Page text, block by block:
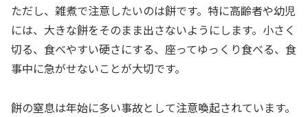
ただし、雑煮で注意したいのは餅です。特に高齢者や幼児
には、大きな餅をそのまま出さないようにします。小さく
切る、食べやすい硬さにする、座ってゆっくり食べる、食
事中に急がせないことが大切です。
餅の窒息は年始に多い事故として注意喚起されています。